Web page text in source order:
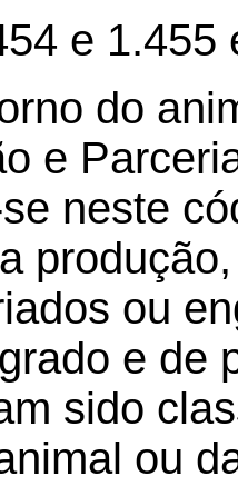
e 1.455
do
e
neste
ou
e de
sido
ou